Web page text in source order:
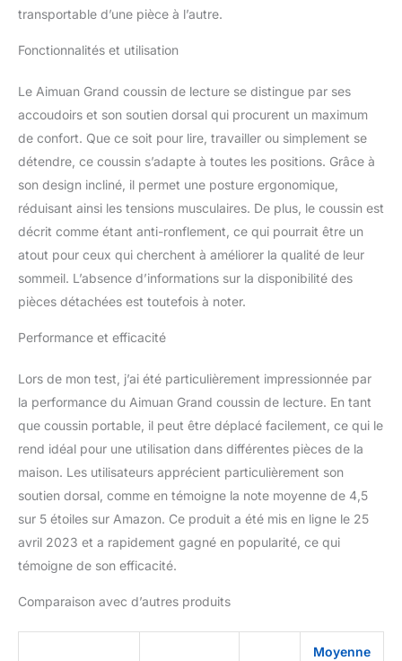
canapé, dormir debout
bras et le dos de la jambe
fonctionne également
pour tout type de repos
au lit. Polyvalent et
portable : l'oreiller pour
mari a une poignée de
transport pratique sur le
dessus pour la
portabilité, il rend votre
aussi, si vous avez un
coussin de dos
de contact avec la saleté,
il suffit de le nettoyer
avec un chiffon humide
et un détergent pour
garder votre oreiller
propre et neuf. Ce
coussin de lecture est
emballé sous vide pour
être laissé à s'étendre
la taille standard.
transportable d’une pièce à l’autre.
Fonctionnalités et utilisation
Le Aimuan Grand coussin de lecture se distingue par ses
accoudoirs et son soutien dorsal qui procurent un maximum
de confort. Que ce soit pour lire, travailler ou simplement se
détendre, ce coussin s’adapte à toutes les positions. Grâce à
son design incliné, il permet une posture ergonomique,
réduisant ainsi les tensions musculaires. De plus, le coussin est
décrit comme étant anti-ronflement, ce qui pourrait être un
atout pour ceux qui cherchent à améliorer la qualité de leur
sommeil. L’absence d’informations sur la disponibilité des
pièces détachées est toutefois à noter.
Performance et efficacité
Lors de mon test, j’ai été particulièrement impressionnée par
la performance du Aimuan Grand coussin de lecture. En tant
que coussin portable, il peut être déplacé facilement, ce qui le
rend idéal pour une utilisation dans différentes pièces de la
maison. Les utilisateurs apprécient particulièrement son
soutien dorsal, comme en témoigne la note moyenne de 4,5
sur 5 étoiles sur Amazon. Ce produit a été mis en ligne le 25
avril 2023 et a rapidement gagné en popularité, ce qui
témoigne de son efficacité.
Comparaison avec d’autres produits
Moyenne